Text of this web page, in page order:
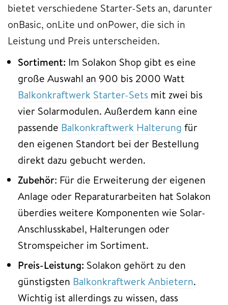
bietet verschiedene Starter-Sets an, darunter
onBasic, onLite und onPower, die sich in
Leistung und Preis unterscheiden.
Sortiment: Im Solakon Shop gibt es eine
große Auswahl an 900 bis 2000 Watt
Balkonkraftwerk Starter-Sets mit zwei bis
vier Solarmodulen. Außerdem kann eine
passende Balkonkraftwerk Halterung für
den eigenen Standort bei der Bestellung
direkt dazu gebucht werden.
Zubehör: Für die Erweiterung der eigenen
Anlage oder Reparaturarbeiten hat Solakon
überdies weitere Komponenten wie Solar-
Anschlusskabel, Halterungen oder
Stromspeicher im Sortiment.
Preis-Leistung: Solakon gehört zu den
günstigsten Balkonkraftwerk Anbietern.
Wichtig ist allerdings zu wissen, dass